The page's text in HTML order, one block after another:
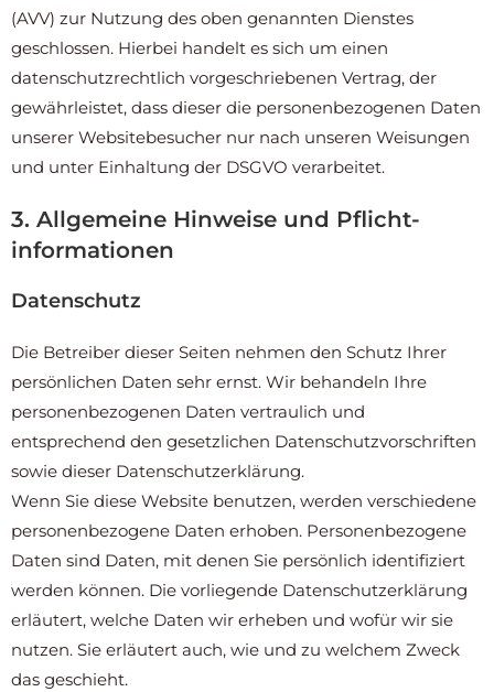
(AVV) zur Nutzung des oben genannten Dienstes
geschlossen. Hierbei handelt es sich um einen
datenschutzrechtlich vorgeschriebenen Vertrag, der
gewährleistet, dass dieser die personenbezogenen Daten
unserer Websitebesucher nur nach unseren Weisungen
und unter Einhaltung der DSGVO verarbeitet.
3. Allgemeine Hinweise und Pflicht­
informationen
Datenschutz
Die Betreiber dieser Seiten nehmen den Schutz Ihrer
persönlichen Daten sehr ernst. Wir behandeln Ihre
personenbezogenen Daten vertraulich und
entsprechend den gesetzlichen Datenschutzvorschriften
sowie dieser Datenschutzerklärung.
Wenn Sie diese Website benutzen, werden verschiedene
personenbezogene Daten erhoben. Personenbezogene
Daten sind Daten, mit denen Sie persönlich identifiziert
werden können. Die vorliegende Datenschutzerklärung
erläutert, welche Daten wir erheben und wofür wir sie
nutzen. Sie erläutert auch, wie und zu welchem Zweck
das geschieht.